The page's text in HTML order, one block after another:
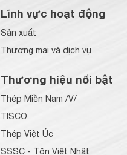
Lĩnh vực hoạt động
Sản xuất
Thương mại và dịch vụ
Thương hiệu nổi bật
Thép Miền Nam /V/
TISCO
Thép Việt Úc
SSSC - Tôn Việt Nhật